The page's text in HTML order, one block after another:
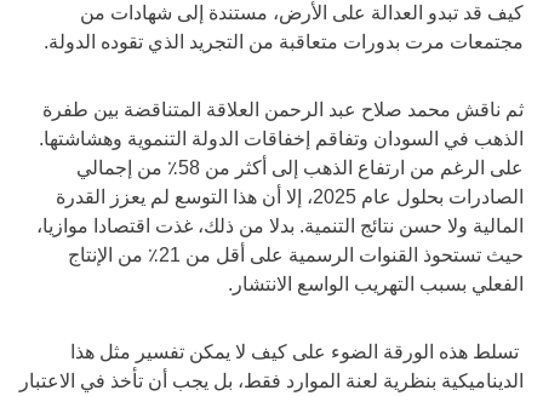
كيف قد تبدو العدالة على الأرض، مستندة إلى شهادات من
مجتمعات مرت بدورات متعاقبة من التجريد الذي تقوده الدولة.
ثم ناقش محمد صلاح عبد الرحمن العلاقة المتناقضة بين طفرة
الذهب في السودان وتفاقم إخفاقات الدولة التنموية وهشاشتها.
على الرغم من ارتفاع الذهب إلى أكثر من 58٪ من إجمالي
الصادرات بحلول عام 2025، إلا أن هذا التوسع لم يعزز القدرة
المالية ولا حسن نتائج التنمية. بدلا من ذلك، غذت اقتصادا موازيا،
حيث تستحوذ القنوات الرسمية على أقل من 21٪ من الإنتاج
الفعلي بسبب التهريب الواسع الانتشار.
تسلط هذه الورقة الضوء على كيف لا يمكن تفسير مثل هذا
الديناميكية بنظرية لعنة الموارد فقط، بل يجب أن تأخذ في الاعتبار